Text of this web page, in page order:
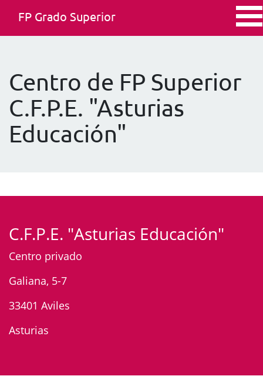
FP Grado Superior
Centro de FP Superior
C.F.P.E. "Asturias
Educación"
C.F.P.E. "Asturias Educación"
Centro privado
Galiana, 5-7
33401 Aviles
Asturias